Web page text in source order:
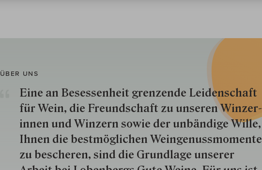
ÜBER UNS
Eine an Besessenheit gren­zende Lei­den­schaft
für Wein, die Freund­schaft zu unseren Win­zer­
innen und Win­zern so­wie der un­bän­dige Wille,
Ihnen die best­mög­lich­en Wein­genuss­momente
zu besche­ren, sind die Grund­lage unserer